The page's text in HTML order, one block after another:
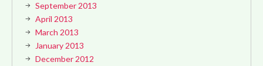
September 2013
April 2013
March 2013
January 2013
December 2012